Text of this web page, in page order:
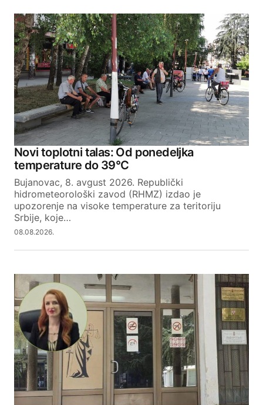
Novi toplotni talas: Od ponedeljka
temperature do 39°C
Bujanovac, 8. avgust 2026. Republički
hidrometeorološki zavod (RHMZ) izdao je
upozorenje na visoke temperature za teritoriju
Srbije, koje…
08.08.2026.